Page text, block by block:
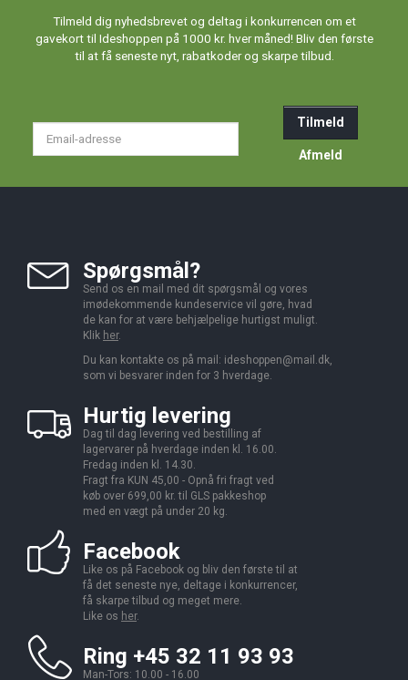
Tilmeld dig nyhedsbrevet og deltag i konkurrencen om et
gavekort til Ideshoppen på 1000 kr. hver måned! Bliv den første
til at få seneste nyt, rabatkoder og skarpe tilbud.
Tilmeld
Afmeld
Spørgsmål?
Send os en mail med dit spørgsmål og vores
imødekommende kundeservice vil gøre, hvad
de kan for at være behjælpelige hurtigst muligt.
Klik her.
Du kan kontakte os på mail: ideshoppen@mail.dk,
som vi besvarer inden for 3 hverdage.
Hurtig levering
Dag til dag levering ved bestilling af
lagervarer på hverdage inden kl. 16.00.
Fredag inden kl. 14.30.
Fragt fra KUN 45,00 - Opnå fri fragt ved
køb over 699,00 kr. til GLS pakkeshop
med en vægt på under 20 kg.
Facebook
Like os på Facebook og bliv den første til at
få det seneste nye, deltage i konkurrencer,
få skarpe tilbud og meget mere.
Like os her.
Ring +45 32 11 93 93
Man-Tors: 10.00 - 16.00